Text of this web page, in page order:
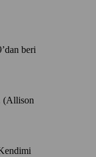
beri
(Allison